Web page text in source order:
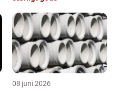
08 juni 2026